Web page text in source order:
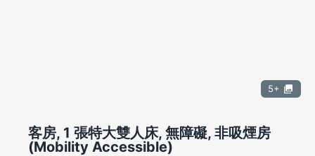
5+
客房, 1 張特大雙人床, 無障礙, 非吸煙房
(Mobility Accessible)